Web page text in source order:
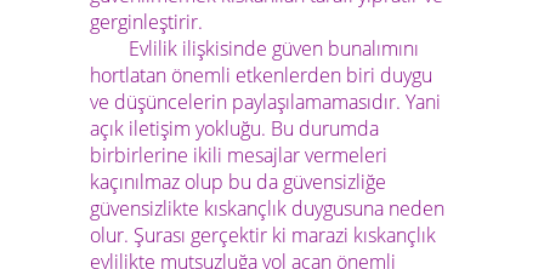
gerginleştirir.
Evlilik ilişkisinde güven bunalımını
hortlatan önemli etkenlerden biri duygu
ve düşüncelerin paylaşılamamasıdır. Yani
açık iletişim yokluğu. Bu durumda
birbirlerine ikili mesajlar vermeleri
kaçınılmaz olup bu da güvensizliğe
güvensizlikte kıskançlık duygusuna neden
olur. Şurası gerçektir ki marazi kıskançlık
evlilikte mutsuzluğa yol açan önemli